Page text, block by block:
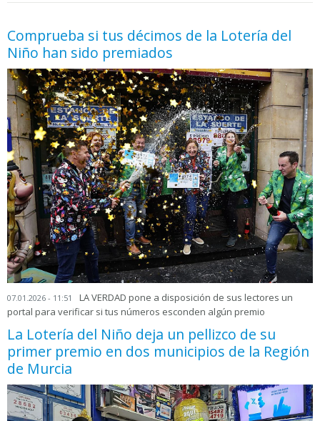
Comprueba si tus décimos de la Lotería del
Niño han sido premiados
07.01.2026 - 11:51
LA VERDAD pone a disposición de sus lectores un
portal para verificar si tus números esconden algún premio
La Lotería del Niño deja un pellizco de su
primer premio en dos municipios de la Región
de Murcia